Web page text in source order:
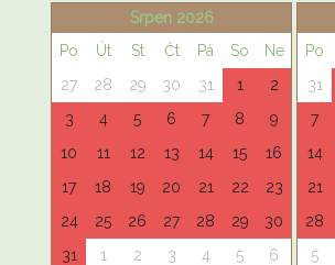
Srpen 2026
Po
Út St Čt Pá So
Ne
27
28 29 30 31 1
2
3
4 5 6 7 8
9
10
11 12 13 14 15
16
17
18 19 20 21 22
23
24
25 26 27 28 29
30
31
1 2 3 4 5 6
Po
31
7
14
21
28
5